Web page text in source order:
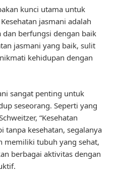
kunci utama untuk
jasmani adalah
berfungsi dengan baik
jasmani yang baik, sulit
kehidupan dengan
sangat penting untuk
seseorang. Seperti yang
“Kesehatan
tanpa kesehatan, segalanya
memiliki tubuh yang sehat,
berbagai aktivitas dengan